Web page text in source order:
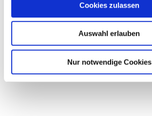
Cookies zulassen
Auswahl erlauben
Nur notwendige Cookies
Go back